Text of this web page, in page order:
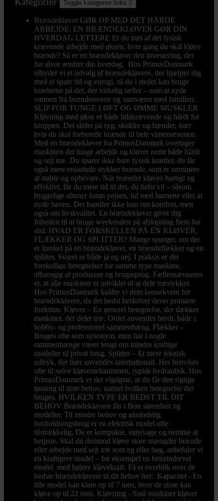
Toggle kategorier links 
Brændekløver GØR OP MED DET HÅRDE
ARBEJDE: EN BRÆNDEKLØVER GØR DIN
HVERDAG LETTERE Er du træt af det fysisk
krævende arbejde med øksen, hver gang du skal kløve
brænde? Så er en brændekløver den investering, der
for alvor ændrer din hverdag. Hos PrimusDanmark
tilbyder vi et udvalg af brændekløvere, der hjælper dig
med at spare tid og energi, så du i stedet kan bruge
kræfterne på det, der virkelig tæller – som at nyde
varmen fra brændeovnen og samværet med familien.
SLIP FOR TUNGE LØFT OG ØMME MUSKLER
Kløvning med økse er både tidskrævende og hårdt for
kroppen. Det slider på ryg, skuldre og hænder, især
hvis du skal forberede brænde til hele vintersæsonen.
Med en brændekløver fra PrimusDanmark overtager
maskinen det tunge arbejde og kløver nemt både hårdt
og sejt træ. Du sparer ikke bare fysisk kræfter, du får
også mere ensartede stykker brænde, som er nemmere
at stable og opbevare. Når brændet kløves hurtigt og
effektivt, får du mere tid til det, du helst vil – såsom
hyggelige aftener foran pejsen, tid med børnene eller at
nyde haven. Det handler ikke kun om komfort, men
også om livskvalitet. En brændekløver giver dig
friheden til at bruge weekenden på afslapning frem for
slid. HVAD ER FORSKELLEN PÅ EN KLØVER,
FLÆKKER OG SPLITTER? Mange spørger, om der
er forskel på en brændekløver, en brændeflækker og en
splitter. Svaret er både ja og nej. I praksis er det
forskellige betegnelser for samme type maskine,
afhængig af producent og brugssprog. Fællesnævneren
er, at alle maskiner er udviklet til at dele træstykker.
Hos PrimusDanmark kalder vi dem konsekvent for
brændekløvere, da det bedst beskriver deres primære
funktion. Kløver – En generel betegnelse, der dækker
maskiner, der deler træ. Ordet anvendes bredt, både i
hobby- og professionel sammenhæng. Flækker –
Bruges ofte som synonym, men har i nogle
sammenhænge været brugt om mindre kraftige
modeller til privat brug. Splitter – Et mere teknisk
udtryk, der især anvendes internationalt. Her henvises
ofte til selve kløvemekanismen, typisk hydraulisk. Hos
PrimusDanmark er det vigtigste, at du får den rigtige
løsning til dine behov, uanset hvilken betegnelse der
bruges. HVILKEN TYPE ER BEDST TIL DIT
BEHOV Brændekløvere fås i flere størrelser og
modeller. Til mindre behov og almindelig
husholdningsbrug er en elektrisk model ofte
tilstrækkelig. De er kompakte, støjsvage og nemme at
betjene. Skal du derimod kløve store mængder brænde
eller arbejde med sejt træ som eg eller bøg, anbefaler vi
en kraftigere model – for eksempel en benzindrevet
model med højere kløvekraft. Få et overblik over de
bedste brændekløvere til dit behov her: Kapacitet - En
lille model kan klare op til 7 tons, hvor de store kan
kløve op til 22 tons. Kløvning - Små maskiner kløver